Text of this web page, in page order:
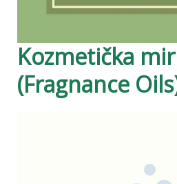
Kozmetička
(Fragnance